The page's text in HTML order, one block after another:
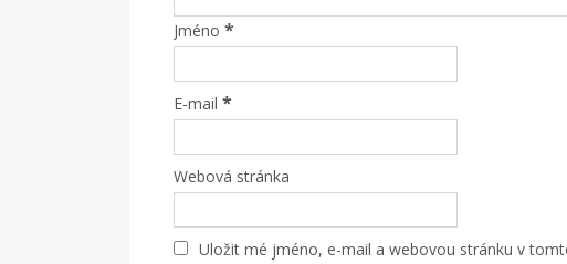
Jméno *
E-mail *
Webová stránka
Uložit mé jméno, e-mail a webovou stránku v